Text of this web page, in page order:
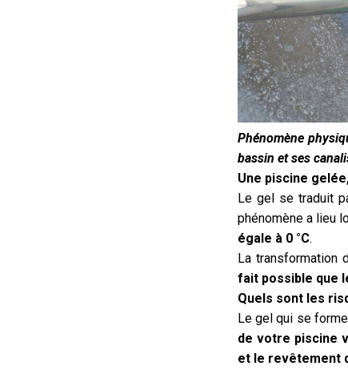
Phénomène
bassin et ses
Une piscine
Le gel se traduit
phénomène a lieu
égale à 0 °C.
La transformation
fait possible que
Quels sont les
Le gel qui se
de votre piscine
et le revêtement